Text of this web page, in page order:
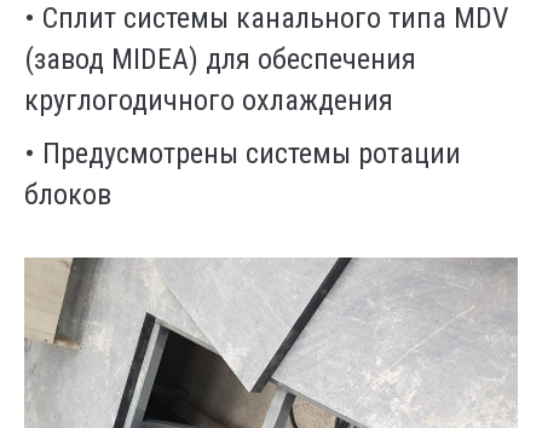
• Сплит системы канального типа MDV
(завод MIDEA) для обеспечения
круглогодичного охлаждения
• Предусмотрены системы ротации
блоков